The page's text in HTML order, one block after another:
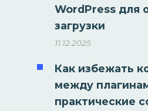
WordPress для
загрузки
11.12.2025
Как избежать
между
практические